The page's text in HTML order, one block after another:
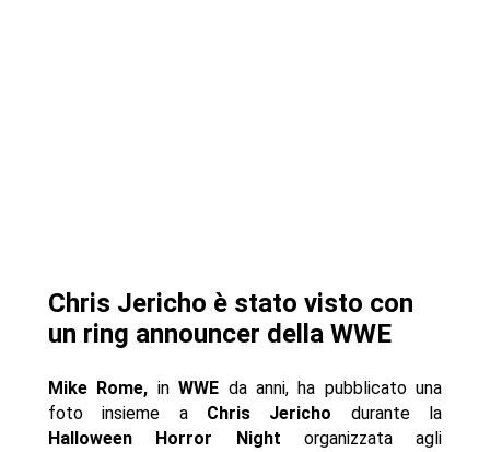
Chris Jericho è stato visto con
un ring announcer della WWE
Mike Rome, inWWE da anni, ha pubblicato una
foto insieme aChris Jericho durante la
Halloween Horror Night organizzata agli